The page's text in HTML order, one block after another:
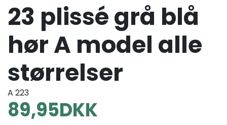
23 plissé grå blå
hør A model alle
størrelser
A 223
89,95DKK